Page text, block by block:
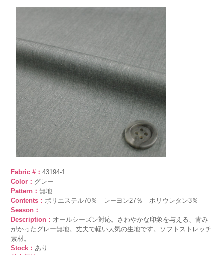
Fabric #：43194-1
Color： グレー
Pattern：無地
Contents：ポリエステル70％ レーヨン27％ ポリウレタン3％
Season：
Description： オールシーズン対応。さわやかな印象を与える、青み
がかったグレー無地。丈夫で軽い人気の生地です。ソフトストレッチ
素材。
Stock：あり